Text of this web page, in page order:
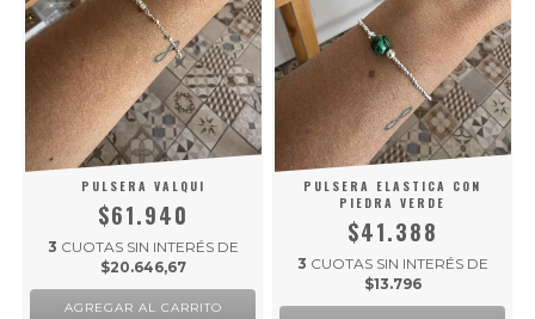
PULSERA VALQUI
$61.940
3 CUOTAS SIN INTERÉS DE
$20.646,67
PULSERA ELASTICA CON
PIEDRA VERDE
$41.388
3 CUOTAS SIN INTERÉS DE
$13.796